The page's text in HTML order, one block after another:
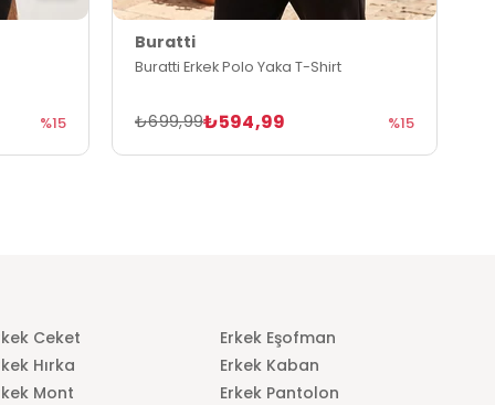
%15
Buratti
Buratti Erkek Polo Yaka T-Shirt
₺594,99
₺699,99 %15
Ceket
Erkek Eşofman
Hırka
Erkek Kaban
Mont
Erkek Pantolon